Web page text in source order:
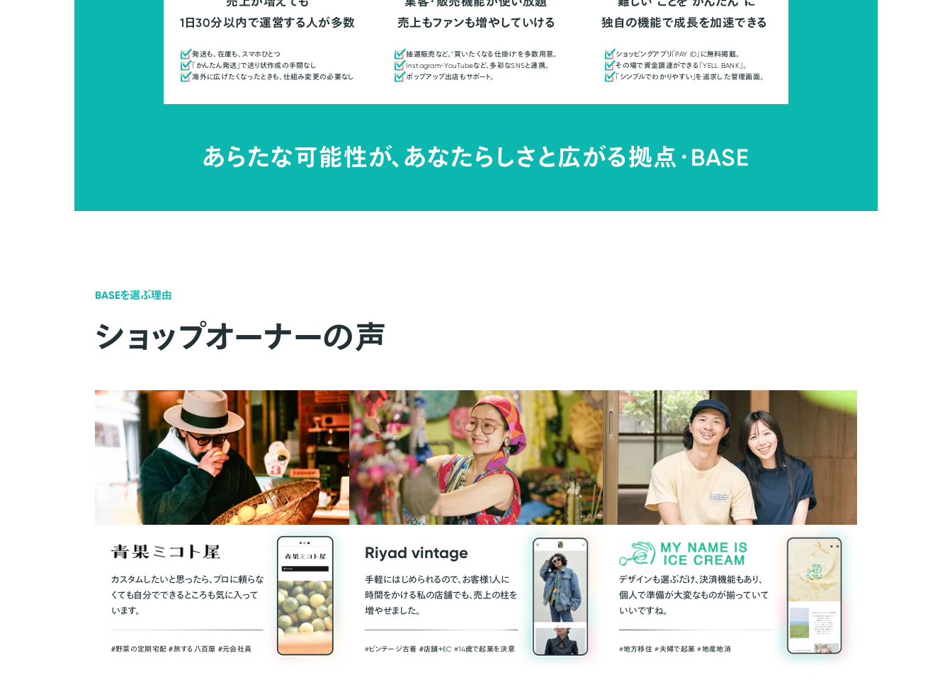
1日30分以内で運営する人が多数
発送も、在庫も、スマホひとつ
「かんたん発送」で送り状作成の手間なし
海外に広げたくなったときも、仕組み変更の必要なし
売上もファンも増やしていける
抽選販売など、"買いたくなる仕掛け"を多数用意。
Instagram・YouTubeなど、多彩なSNSと連携。
ポップアップ出店もサポート。
独自の機能で成長を加速できる
ショッピングアプリ「PAY ID」に無料掲載。
その場で資金調達ができる「YELL BANK」。
「シンプルでわかりやすい」を追求した管理画面。
あらたな可能性が、あなたらしさと広がる拠点・BASE
BASEを選ぶ理由
ショップオーナーの声
カスタムしたいと思ったら、プロに頼らな
くても自分でできるところも気に入って
います。
＃野菜の定期宅配 ＃旅する八百屋 ＃元会社員
Riyad vintage
手軽にはじめられるので、お客様1人に
時間をかける私の店舗でも、売上の柱を
増やせました。
#ビンテージ古着 ＃店舗＋EC #14歳で起業を決意
デザインも選ぶだけ、決済機能もあり、
個人で準備が大変なものが揃っていて
いいですね。
#地方移住 #夫婦で起業 #地産地消